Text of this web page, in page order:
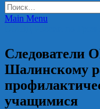
Найти:
Main Menu
Следователи
Шалинскому
учащимися